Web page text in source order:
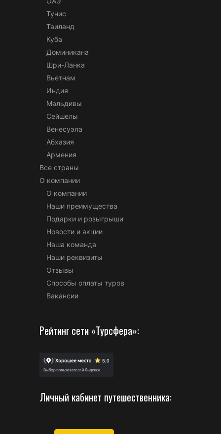
Тунис
Таиланд
Куба
Доминикана
Шри-Ланка
Вьетнам
Индия
Мальдивы
Сейшелы
Венесуэла
Абхазия
Армения
Все страны
О компании
О компании
Наши преимущества
Подарки и розыгрыши
Новости и акции
Наша команда
Наши реквизиты
Отзывы
Способы оплаты туров
Вакансии
Рейтинг сети «Турсфера»:
Личный кабинет путешественника: